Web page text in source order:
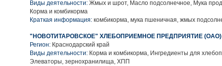
Виды деятельности: Жмых и шрот, Масло подсолнечное, Мука
Корма и комбикорма
Краткая информация: комбикорма, мука пшеничная, жмых
"НОВОТИТАРОВСКОЕ" ХЛЕБОПРИЕМНОЕ ПРЕДПРИЯТИЕ (ОАО)
Регион: Краснодарский край
Виды деятельности: Корма и комбикорма, Ингредиенты для
Элеваторы, зернохранилища, ХПП